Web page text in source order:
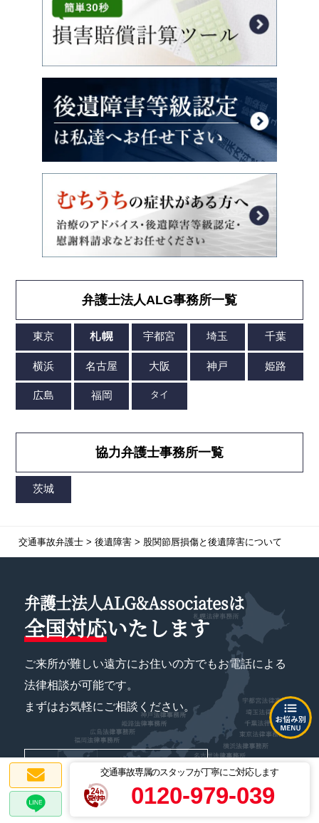
交通事故専属のスタッフが丁寧にご対応します
0120-979-039
弁護士法人ALG事務所一覧
協力弁護士事務所一覧
交通事故弁護士> 後遺障害> 股関節唇損傷と後遺障害について
弁護士法人ALG&Associatesは
全国対応いたします
ご来所が難しい遠方にお住いの方でもお電話による
法律相談が可能です。
まずはお気軽にご相談ください。
事務所一覧ページはこちら